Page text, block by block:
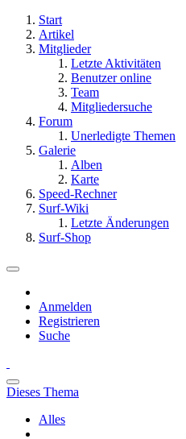
Start
Artikel
Mitglieder
Letzte Aktivitäten
Benutzer online
Team
Mitgliedersuche
Forum
Unerledigte Themen
Galerie
Alben
Karte
Speed-Rechner
Surf-Wiki
Letzte Änderungen
Surf-Shop
Anmelden
Registrieren
Suche
Dieses Thema
Alles